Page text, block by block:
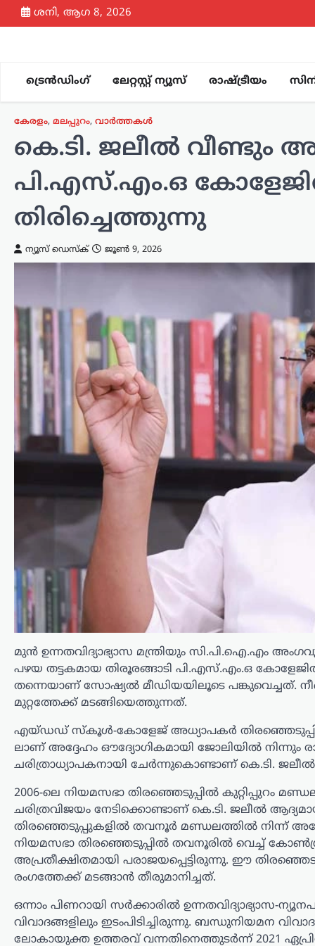
Skip
to
ശനി, ആഗ 8, 2026
ട്രെൻഡിംഗ് ലേറ്റസ്റ്റ് ന്യൂസ് രാഷ്ട്രീയം
കേരളം, മലപ്പുറം, വാർത്തകൾ
കെ.ടി. ജലീൽ വീണ്ടും
പി.എസ്.എം.ഒ
തിരിച്ചെത്തുന്നു
ന്യൂസ് ഡെസ്ക് ജൂൺ 9, 2026
മുൻ ഉന്നതവിദ്യാഭ്യാസ മന്ത്രിയും സി.പി.ഐ.എം
പഴയ തട്ടകമായ തിരൂരങ്ങാടി പി.എസ്.എം.ഒ
തന്നെയാണ് സോഷ്യൽ മീഡിയയിലൂടെ പങ്കുവെച്ചത്.
മുറ്റത്തേക്ക് മടങ്ങിയെത്തുന്നത്.
എയ്ഡഡ് സ്കൂൾ-കോളേജ് അധ്യാപകർ തിരഞ്ഞെടുപ്പിൽ
ലാണ് അദ്ദേഹം ഔദ്യോഗികമായി ജോലിയിൽ നിന്നും
ചരിത്രാധ്യാപകനായി ചേർന്നുകൊണ്ടാണ് കെ.ടി.
2006-ലെ നിയമസഭാ തിരഞ്ഞെടുപ്പിൽ കുറ്റിപ്പുറം
ചരിത്രവിജയം നേടിക്കൊണ്ടാണ് കെ.ടി. ജലീൽ
തിരഞ്ഞെടുപ്പുകളിൽ തവനൂർ മണ്ഡലത്തിൽ നിന്ന്
നിയമസഭാ തിരഞ്ഞെടുപ്പിൽ തവനൂരിൽ വെച്ച്
അപ്രതീക്ഷിതമായി പരാജയപ്പെട്ടിരുന്നു. ഈ
രംഗത്തേക്ക് മടങ്ങാൻ തീരുമാനിച്ചത്.
ഒന്നാം പിണറായി സർക്കാരിൽ ഉന്നതവിദ്യാഭ്യാസ-
വിവാദങ്ങളിലും ഇടംപിടിച്ചിരുന്നു. ബന്ധുനിയമന
ലോകായുക്ത ഉത്തരവ് വന്നതിനെത്തുടർന്ന് 2021
കാസർഗോഡ് കേരളം
മദ്യപിച്ച് വാഹനമോടിച്ചു;
യൂട്യൂബർ ഹെലൻ ഓഫ്
സ്പാർട്ടയുടെ
ലൈസൻസ് മൂന്ന്
മാസത്തേക്ക്
സസ്‌പെൻഡ്
ന്യൂസ് ഡെസ്ക് ഓഗസ്റ്റ്‌ 8, 2026
മദ്യപിച്ച് വാഹനമോടിച്ച കേസിൽ
യൂട്യൂബറായ എസ്.ആർ. ധന്യയുടെ
(ഹെലൻ ഓഫ് സ്പാർട്ട) ഡ്രൈവിങ്
ലൈസൻസ് മൂന്ന് മാസത്തേക്ക്
സസ്‌പെൻഡ് ചെയ്തു. മദ്യപിച്ച്
അപകടസാധ്യത സൃഷ്ടിക്കുന്ന
തരത്തിൽ വാഹനം…
ട്രെൻഡിംഗ്,ദേശീയം,വാർത്തകൾ
114 റാഫേൽ
യുദ്ധവിമാനങ്ങൾക്കായി
ഫ്രാൻസിന്റെ വമ്പൻ
ഇന്ത്യയിൽ നിർമ്മിക്കും
ന്യൂസ് ഡെസ്ക് ഓഗസ്റ്റ്‌ 8, 2026